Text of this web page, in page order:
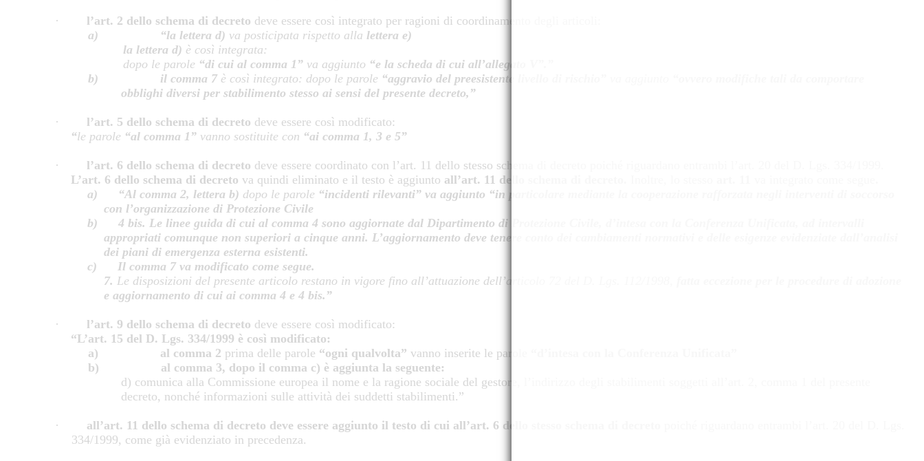
· l’art. 2 dello schema di decreto deve essere così integrato per ragioni di coordinamento degli articoli:
a) “la lettera d) va posticipata rispetto alla lettera e)
la lettera d) è così integrata:
dopo le parole “di cui al comma 1” va aggiunto “e la scheda di cui all’allegato V”.”
b) il comma 7 è così integrato: dopo le parole “aggravio del preesistente livello di rischio”
obblighi diversi per stabilimento stesso ai sensi del presente decreto,”
· l’art. 5 dello schema di decreto deve essere così modificato:
“le parole “al comma 1” vanno sostituite con “ai comma 1, 3 e 5”
· l’art. 6 dello schema di decreto deve essere coordinato con l’art. 11 dello stesso schema di decreto poiché riguardano entrambi l’art. 20 del D. Lgs. 334/1999.
L’art. 6 dello schema di decreto va quindi eliminato e il testo è aggiunto all’art. 11 dello schema di decreto.
a) “Al comma 2, lettera b) dopo le parole “incidenti rilevanti” va aggiunto “in particolare mediante la cooperazione rafforzata negli interventi di soccorso
con l’organizzazione di Protezione Civile
b)4 bis. Le linee guida di cui al comma 4 sono aggiornate dal Dipartimento di Protezione Civile, d’intesa con la Conferenza Unificata, ad intervalli
appropriati comunque non superiori a cinque anni. L’aggiornamento deve tenere conto dei cambiamenti normativi e delle esigenze evidenziate dall’analisi
dei piani di emergenza esterna esistenti.
c)Il comma 7 va modificato come segue.
7. Le disposizioni del presente articolo restano in vigore fino all’attuazione dell’articolo 72 del D. Lgs. 112/1998,
e aggiornamento di cui ai comma 4 e 4 bis.”
· l’art. 9 dello schema di decreto deve essere così modificato:
“L’art. 15 del D. Lgs. 334/1999 è così modificato:
a) al comma 2 prima delle parole “ogni qualvolta” vanno inserite le parole
b) al comma 3, dopo il comma c) è aggiunta la seguente:
d) comunica alla Commissione europea il nome e la ragione sociale del gestore, l’indirizzo degli stabilimenti soggetti all’art. 2, comma 1 del presente
decreto, nonché informazioni sulle attività dei suddetti stabilimenti.”
· all’art. 11 dello schema di decreto deve essere aggiunto il testo di cui all’art. 6 dello stesso schema di decreto
334/1999, come già evidenziato in precedenza.